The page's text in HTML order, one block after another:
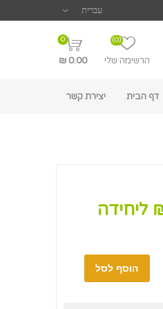
הרשימה שלי
(0)
0
0.00 ₪
דף הבית יצירת קשר